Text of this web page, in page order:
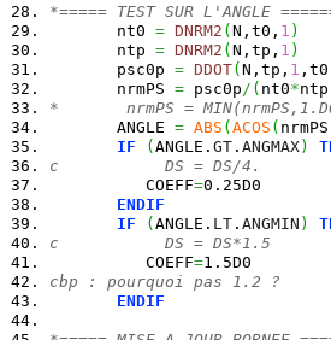
*===== TEST SUR L'ANGLE
       nt0
= DNRM2 (N,t0, 1 )
       ntp
= DNRM2 (N,tp, 1 )
       psc0p
= DDOT(N,tp, 1
       nrmPS
= psc0p / ( nt0*ntp
*       nrmPS =
       ANGLE
= ABS (ACOS ( nrmPS
IF
(ANGLE. GT . ANGMAX)
c           DS = DS/4.
          COEFF
=0.25D0
ENDIF
IF
(ANGLE. LT . ANGMIN )
c           DS = DS*1.5
          COEFF
=1.5D0
cbp : pourquoi pas
ENDIF